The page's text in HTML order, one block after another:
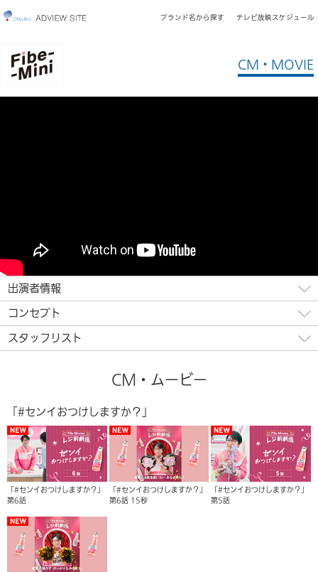
ブランド名から探す テレビ放映スケジュール
CM・MOVIE
出演者情報
コンセプト
スタッフリスト
CM・ムービー
「#センイおつけしますか？」
「#センイおつけしますか？」
第6話
「#センイおつけしますか？」
第6話 15秒
「#センイおつけしますか？」
第5話